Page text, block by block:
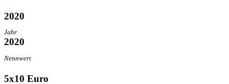
2020
Jahr
2020
Nennwert
5x10 Euro